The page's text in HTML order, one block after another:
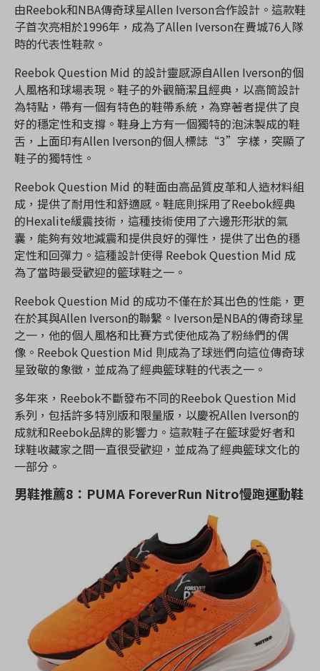
由Reebok和NBA傳奇球星Allen Iverson合作設計。這款鞋
子首次亮相於1996年，成為了Allen Iverson在費城76人隊
時的代表性鞋款。
Reebok Question Mid 的設計靈感源自Allen Iverson的個
人風格和球場表現。鞋子的外觀簡潔且經典，以高筒設計
為特點，帶有一個有特色的鞋帶系統，為穿著者提供了良
好的穩定性和支撐。鞋身上方有一個獨特的泡沫製成的鞋
舌，上面印有Allen Iverson的個人標誌“3”字樣，突顯了
鞋子的獨特性。
Reebok Question Mid 的鞋面由高品質皮革和人造材料組
成，提供了耐用性和舒適感。鞋底則採用了Reebok經典
的Hexalite緩震技術，這種技術使用了六邊形形狀的氣
囊，能夠有效地減震和提供良好的彈性，提供了出色的穩
定性和回彈力。這種設計使得 Reebok Question Mid 成
為了當時最受歡迎的籃球鞋之一。
Reebok Question Mid 的成功不僅在於其出色的性能，更
在於其與Allen Iverson的聯繫。Iverson是NBA的傳奇球星
之一，他的個人風格和比賽方式使他成為了粉絲們的偶
像。Reebok Question Mid 則成為了球迷們向這位傳奇球
星致敬的象徵，並成為了經典籃球鞋的代表之一。
多年來，Reebok不斷發布不同的Reebok Question Mid
系列，包括許多特別版和限量版，以慶祝Allen Iverson的
成就和Reebok品牌的影響力。這款鞋子在籃球愛好者和
球鞋收藏家之間一直很受歡迎，並成為了經典籃球文化的
一部分。
男鞋推薦8：PUMA ForeverRun Nitro慢跑運動鞋